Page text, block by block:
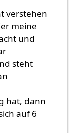
verstehen
meine
und
steht
hat, dann
auf 6